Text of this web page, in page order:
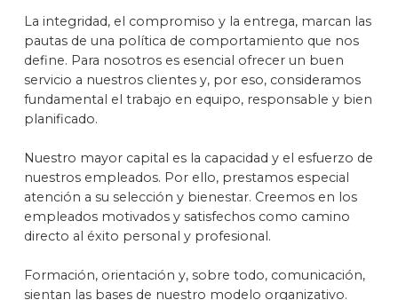
La integridad, el compromiso y la entrega, marcan las
pautas de una política de comportamiento que nos
define. Para nosotros es esencial ofrecer un buen
servicio a nuestros clientes y, por eso, consideramos
fundamental el trabajo en equipo, responsable y bien
planificado.
Nuestro mayor capital es la capacidad y el esfuerzo de
nuestros empleados. Por ello, prestamos especial
atención a su selección y bienestar. Creemos en los
empleados motivados y satisfechos como camino
directo al éxito personal y profesional.
Formación, orientación y, sobre todo, comunicación,
sientan las bases de nuestro modelo organizativo.